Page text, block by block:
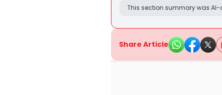
This section summary was
Share Article